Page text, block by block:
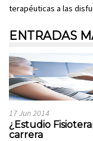
terapéuticas a las
ENTRADAS
17 Jun 2014
¿Estudio
carrera